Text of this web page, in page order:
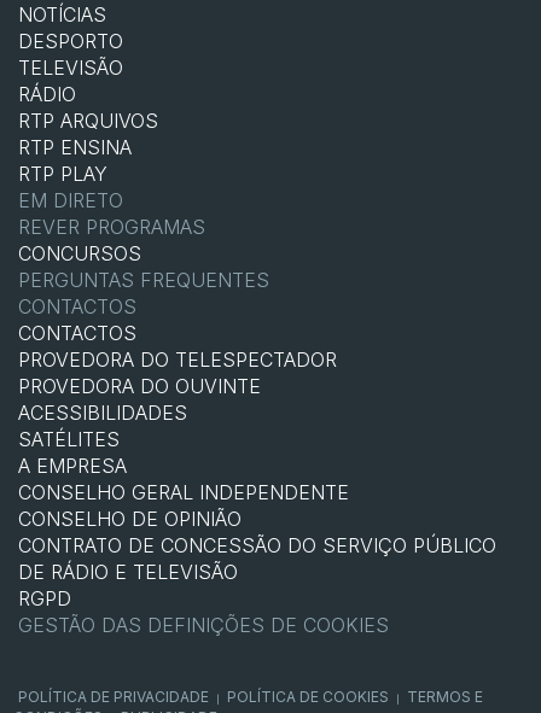
NOTÍCIAS
DESPORTO
TELEVISÃO
RÁDIO
RTP ARQUIVOS
RTP ENSINA
RTP PLAY
EM DIRETO
REVER PROGRAMAS
CONCURSOS
PERGUNTAS FREQUENTES
CONTACTOS
CONTACTOS
PROVEDORA DO TELESPECTADOR
PROVEDORA DO OUVINTE
ACESSIBILIDADES
SATÉLITES
A EMPRESA
CONSELHO GERAL INDEPENDENTE
CONSELHO DE OPINIÃO
CONTRATO DE CONCESSÃO DO SERVIÇO PÚBLICO
DE RÁDIO E TELEVISÃO
RGPD
GESTÃO DAS DEFINIÇÕES DE COOKIES
POLÍTICA DE PRIVACIDADE POLÍTICA DE COOKIES
TERMOS E